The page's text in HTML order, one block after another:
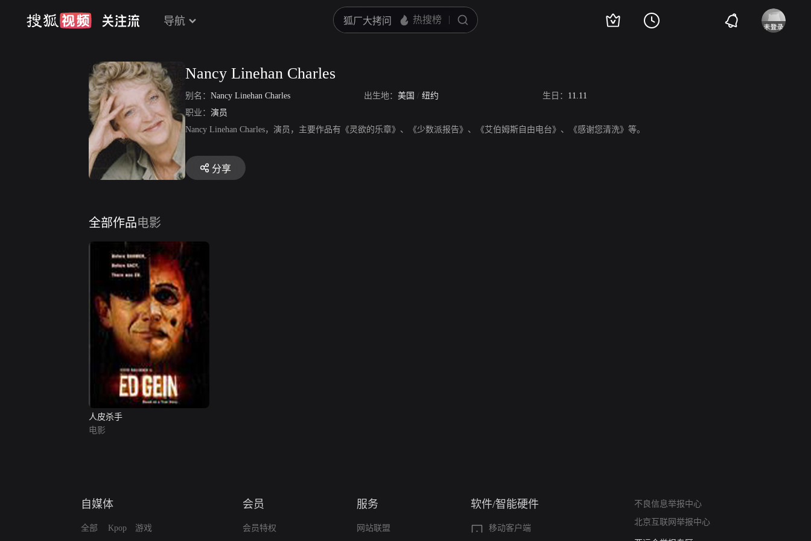
导航
Nancy Linehan Charles
别名： Nancy Linehan Charles 出生地： 美国 / 纽约 生日： 11.11
职业： 演员
Nancy Linehan Charles，演员，主要作品有《灵欲的乐章》、《少数派报告》、《艾伯姆斯自由电台》、《感谢您清洗》等。
分享
全部作品电影
人皮杀手
电影
自媒体
全部 Kpop 游戏
会员
会员特权
服务
网站联盟
软件/智能硬件
移动客户端
不良信息举报中心
北京互联网举报中心
算法推荐专项举报